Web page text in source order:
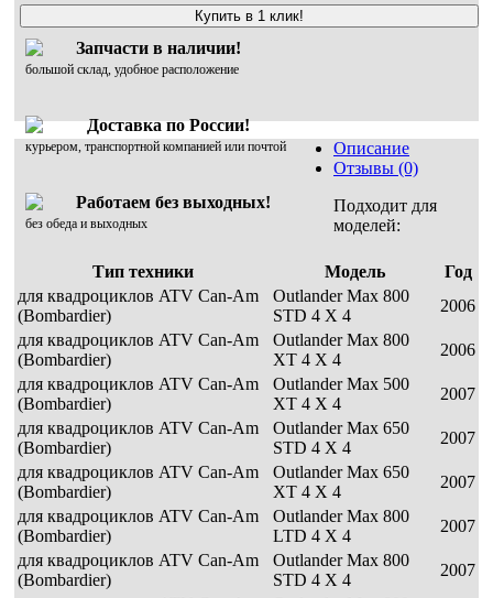
Купить в 1 клик!
Запчасти в наличии!
большой склад, удобное расположение
Доставка по России!
курьером, транспортной компанией или почтой
Работаем без выходных!
без обеда и выходных
Описание
Отзывы (0)
Подходит для
моделей:
Тип техники Модель
Год
для квадроциклов ATV Can-Am
(Bombardier)
Outlander Max 800
STD 4 X 4
2006
для квадроциклов ATV Can-Am
(Bombardier)
Outlander Max 800
XT 4 X 4
2006
для квадроциклов ATV Can-Am
(Bombardier)
Outlander Max 500
XT 4 X 4
2007
для квадроциклов ATV Can-Am
(Bombardier)
Outlander Max 650
STD 4 X 4
2007
для квадроциклов ATV Can-Am
(Bombardier)
Outlander Max 650
XT 4 X 4
2007
для квадроциклов ATV Can-Am
(Bombardier)
Outlander Max 800
LTD 4 X 4
2007
для квадроциклов ATV Can-Am
(Bombardier)
Outlander Max 800
STD 4 X 4
2007